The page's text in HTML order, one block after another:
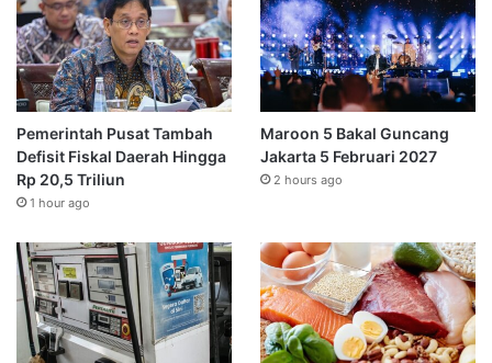
Pemerintah Pusat Tambah
Defisit Fiskal Daerah Hingga
Rp 20,5 Triliun
1 hour ago
Maroon 5 Bakal Guncang
Jakarta 5 Februari 2027
2 hours ago